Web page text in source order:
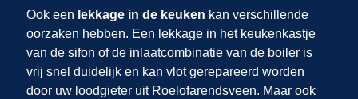
Ook een lekkage in de keuken kan verschillende
oorzaken hebben. Een lekkage in het keukenkastje
van de sifon of de inlaatcombinatie van de boiler is
vrij snel duidelijk en kan vlot gerepareerd worden
door uw loodgieter uit Roelofarendsveen. Maar ook